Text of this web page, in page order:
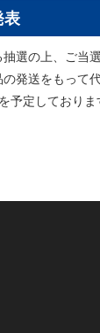
表
選の上、ご当
発送をもって
予定しておりま